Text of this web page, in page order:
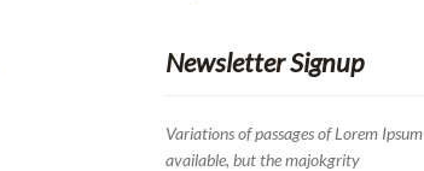
Newsletter Signup
Variations of passages of Lorem Ipsum
available, but the majokgrity